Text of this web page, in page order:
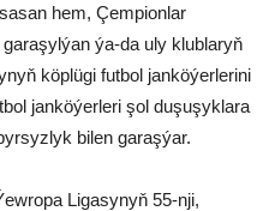
hem, Çempionlar
ýa-da uly klublaryň
köplügi futbol janköýerlerini
janköýerleri şol duşuşyklara
bilen garaşýar.
Ligasynyň 55-nji,